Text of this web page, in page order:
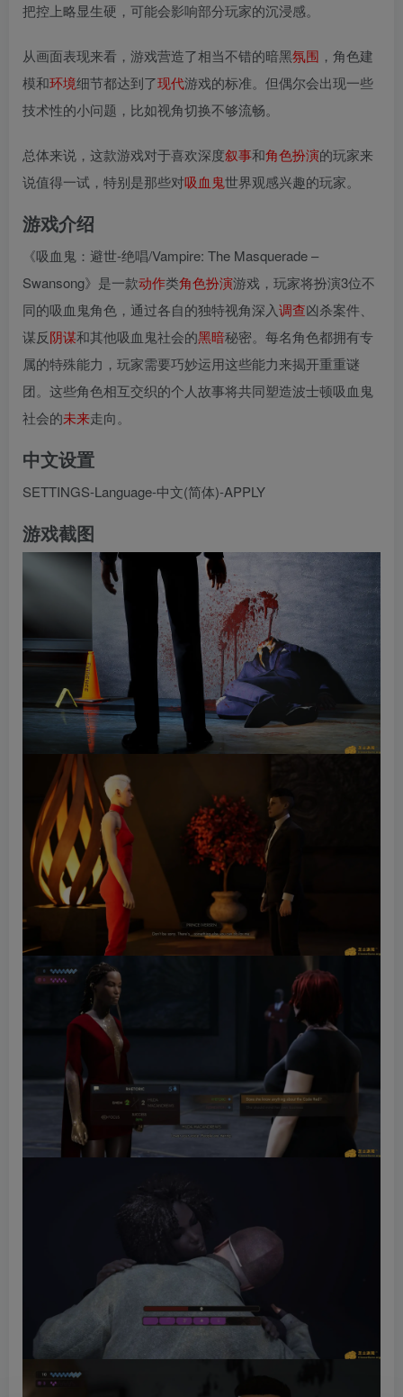
把控上略显生硬，可能会影响部分玩家的沉浸感。
从画面表现来看，游戏营造了相当不错的暗黑氛围 ，角色建
模和环境细节都达到了现代游戏的标准。但偶尔会出现一些
技术性的小问题，比如视角切换不够流畅。
总体来说，这款游戏对于喜欢深度叙事和角色扮演的玩家来
说值得一试，特别是那些对吸血鬼世界观感兴趣的玩家。
游戏介绍
《吸血鬼：避世-绝唱/Vampire: The Masquerade –
Swansong》是一款动作类角色扮演游戏，玩家将扮演3位不
同的吸血鬼角色，通过各自的独特视角深入调查凶杀案件、
谋反阴谋和其他吸血鬼社会的黑暗秘密。每名角色都拥有专
属的特殊能力，玩家需要巧妙运用这些能力来揭开重重谜
团。这些角色相互交织的个人故事将共同塑造波士顿吸血鬼
社会的未来走向。
中文设置
SETTINGS-Language-中文(简体)-APPLY
游戏截图